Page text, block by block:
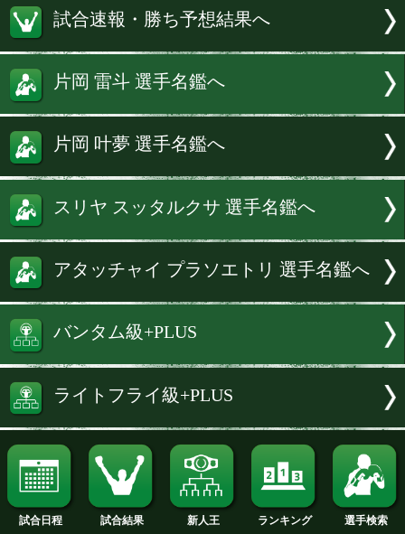
「Rising stars of the boxing world Lemino
フェニックスバトル157」ライトフライ
で、スリヤ・スッタルクサ(26=タイ)と
る。
続きを読む
試合速報・勝ち予想結果へ
片岡 雷斗 選手名鑑へ
片岡 叶夢 選手名鑑へ
スリヤ スッタルクサ 選手名鑑へ